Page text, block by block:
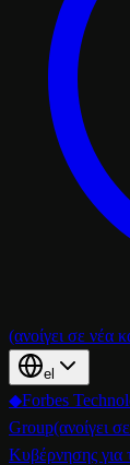
(ανοίγει σε νέα
el
◆Forbes
Group(ανοίγει
Κυβέρνησης για